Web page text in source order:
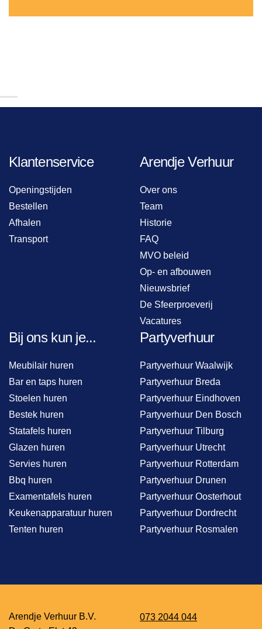
Klantenservice
Openingstijden
Bestellen
Afhalen
Transport
Arendje Verhuur
Over ons
Team
Historie
FAQ
MVO beleid
Op- en afbouwen
Nieuwsbrief
De Sfeerproeverij
Vacatures
Bij ons kun je...
Meubilair huren
Bar en taps huren
Stoelen huren
Bestek huren
Statafels huren
Glazen huren
Servies huren
Bbq huren
Examentafels huren
Keukenapparatuur huren
Tenten huren
Partyverhuur
Partyverhuur Waalwijk
Partyverhuur Breda
Partyverhuur Eindhoven
Partyverhuur Den Bosch
Partyverhuur Tilburg
Partyverhuur Utrecht
Partyverhuur Rotterdam
Partyverhuur Drunen
Partyverhuur Oosterhout
Partyverhuur Dordrecht
Partyverhuur Rosmalen
Arendje Verhuur B.V.
073 2044 044